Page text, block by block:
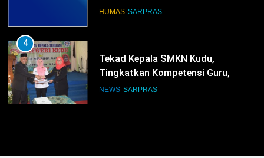
HUMAS SARPRAS
4
Tekad Kepala SMKN Kudu,
Tingkatkan Kompetensi Guru,
Bangun Infrastruktur IT
NEWS SARPRAS